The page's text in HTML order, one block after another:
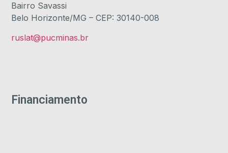
Financiamento
Bairro Savassi
Belo Horizonte/MG – CEP: 30140-008
ruslat@pucminas.br